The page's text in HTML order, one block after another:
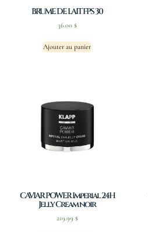
BRUME DE LAIT FPS 30
36.00 $
Ajouter au panier
CAVIAR POWER Imperial 24H
Jelly Cream noir
219.99 $